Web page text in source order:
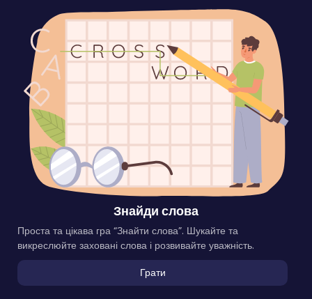
Знайди слова
Проста та цікава гра “Знайти слова”. Шукайте та
викреслюйте заховані слова і розвивайте уважність.
Грати